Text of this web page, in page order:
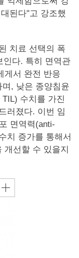
된다"고 강조했
치료 선택의 폭
인다. 특히 면역관
게서 완전 반응
, 낮은 종양침윤
수치를 가진
러졌다. 이번 임
면역력(anti-
치 증가를 통해서
개선할 수 있을지